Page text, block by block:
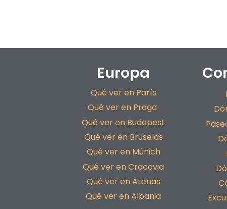
Europa
Qué ver en París
Qué ver en Praga
Qué ver en Budapest
Qué ver en Bruselas
Qué ver en Múnich
Qué ver en Cracovia
Qué ver en Atenas
Qué ver en Albania